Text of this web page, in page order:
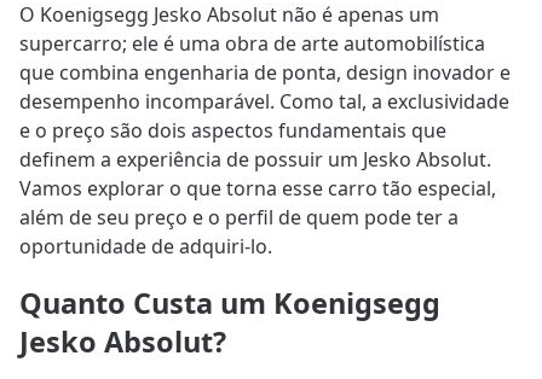
O Koenigsegg Jesko Absolut não é apenas um
supercarro; ele é uma obra de arte automobilística
que combina engenharia de ponta, design inovador e
desempenho incomparável. Como tal, a exclusividade
e o preço são dois aspectos fundamentais que
definem a experiência de possuir um Jesko Absolut.
Vamos explorar o que torna esse carro tão especial,
além de seu preço e o perfil de quem pode ter a
oportunidade de adquiri-lo.
Quanto Custa um Koenigsegg
Jesko Absolut?